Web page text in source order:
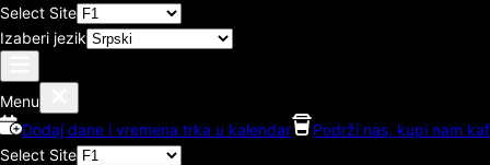
Select Site
Izaberi jezik
Menu
Dodaj dane i vremena trka u kalendar
Podrži nas, kupi nam
Select Site